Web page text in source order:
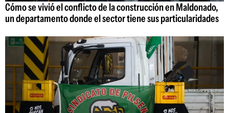
Cómo se vivió el conflicto de la construcción en Maldonado,
un departamento donde el sector tiene sus particularidades